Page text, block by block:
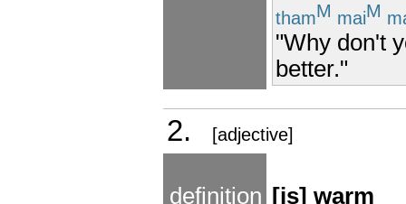
thamM maiM
"Why don't
better."
2. [adjective]
definition [is] warm